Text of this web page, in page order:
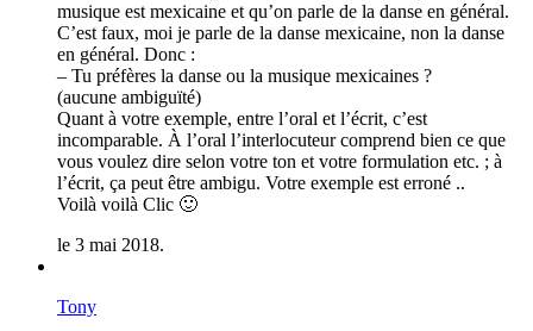
musique est mexicaine et qu’on parle de la danse en général.
C’est faux, moi je parle de la danse mexicaine, non la danse
en général. Donc :
– Tu préfères la danse ou la musique mexicaines ?
(aucune ambiguïté)
Quant à votre exemple, entre l’oral et l’écrit, c’est
incomparable. À l’oral l’interlocuteur comprend bien ce que
vous voulez dire selon votre ton et votre formulation etc. ; à
l’écrit, ça peut être ambigu. Votre exemple est erroné ..
Voilà voilà Clic 🙂
le 3 mai 2018.
Tony